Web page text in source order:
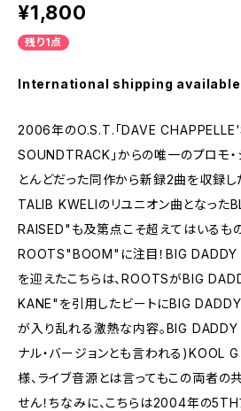
¥1,800
残り1点
International shipping available
2006年のO.S.T.「DAVE
SOUNDTRACK」からの唯一のプロモ・
とんどだった同作から新録2曲を収録し
TALIB KWELIのリユニオン曲となった
RAISED"も及第点こそ超えてはいるも
ROOTS"BOOM"に注目！BIG DADDY
を迎えたこちらは、ROOTSがBIG
KANE"を引用したビートにBIG
が入り乱れる激熱な内容。BIG
ナル・バージョンとも言われる)KOOL
様、ライブ音源とは言ってもこの両者の
せん！ちなみに、こちらは2004年の